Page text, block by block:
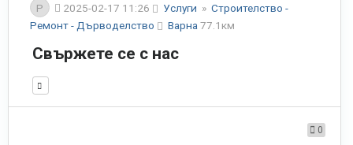
P
2025-02-17 11:26 Услуги » Строителство -
Ремонт - Дърводелство
Варна 77.1км
Свържете се с нас
0